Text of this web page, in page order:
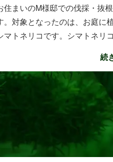
住まいのM様邸での伐採・抜
。対象となったのは、お庭に
マトネリコです。シマトネリ
定を行わないと枝葉が大きく
･･･
続